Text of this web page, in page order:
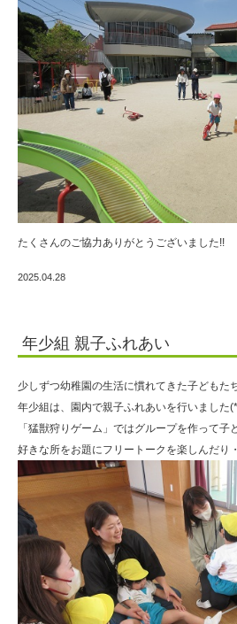
たくさんのご協力ありがとうございました!!
2025.04.28
年少組 親子ふれあい
少しずつ幼稚園の生活に慣れてきた子どもた
年少組は、園内で親子ふれあいを行いました
「猛獣狩りゲーム」ではグループを作って子
好きな所をお題にフリートークを楽しんだり